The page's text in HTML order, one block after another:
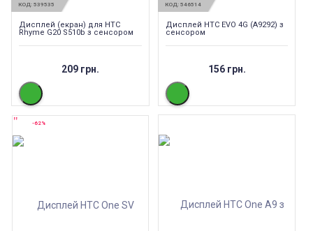
КОД: 539535
Дисплей (екран) для HTC
Rhyme G20 S510b з сенсором
209 грн.
КОД: 546514
Дисплей HTC EVO 4G (A9292) з
сенсором
156 грн.
-62%